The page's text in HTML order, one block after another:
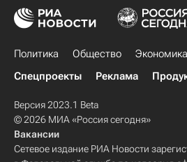
Политика Общество Экономика
Спецпроекты
Реклама
Версия 2023.1 Beta
© 2026 МИА «Россия сегодня»
Вакансии
Сетевое издание РИА Новости